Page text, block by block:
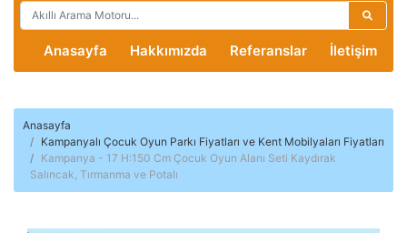
Anasayfa Hakkımızda Referanslar İletişim
Anasayfa
Kampanyalı Çocuk Oyun Parkı Fiyatları ve Kent Mobilyaları Fiyatları
Kampanya - 17 H:150 Cm Çocuk Oyun Alanı Seti Kaydırak
Salıncak, Tırmanma ve Potalı